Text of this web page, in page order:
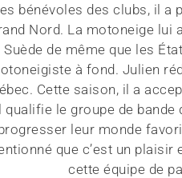
bénévoles des clubs, il a
Nord. La motoneige
Suède de même que les
à fond. Julien
Cette saison, il a
le groupe de
leur monde
que c’est un
cette équipe de